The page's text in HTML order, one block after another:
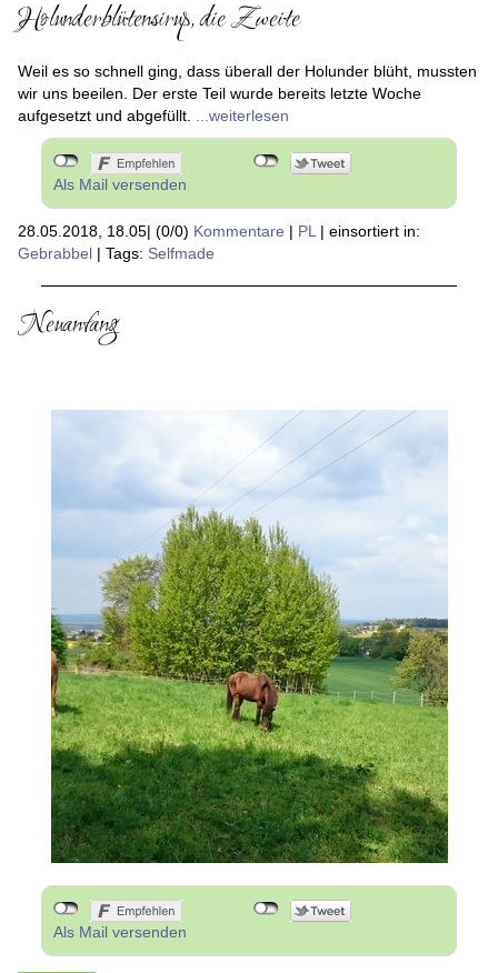
Holunderblütensirup, die Zweite
Weil es so schnell ging, dass überall der Holunder blüht, mussten
wir uns beeilen. Der erste Teil wurde bereits letzte Woche
aufgesetzt und abgefüllt. ...weiterlesen
Als Mail versenden
28.05.2018, 18.05| (0/0) Kommentare | PL| einsortiert in:
Gebrabbel | Tags: Selfmade
Neuanfang
Als Mail versenden